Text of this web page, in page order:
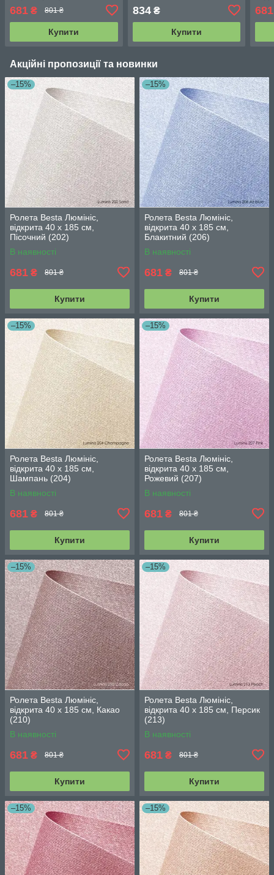
681 ₴ 801 ₴
Купити
834₴
Купити
681
Акційні пропозиції та новинки
–15%
Ролета Besta Люмініс,
відкрита 40 х 185 см,
Пісочний (202)
В наявності
681 ₴ 801 ₴
Купити
–15%
Ролета Besta Люмініс,
відкрита 40 х 185 см,
Блакитний (206)
В наявності
681 ₴ 801 ₴
Купити
–15%
Ролета Besta Люмініс,
відкрита 40 х 185 см,
Шампань (204)
В наявності
681 ₴ 801 ₴
Купити
–15%
Ролета Besta Люмініс,
відкрита 40 х 185 см,
Рожевий (207)
В наявності
681 ₴ 801 ₴
Купити
–15%
Ролета Besta Люмініс,
відкрита 40 х 185 см, Какао
(210)
В наявності
681 ₴ 801 ₴
Купити
–15%
Ролета Besta Люмініс,
відкрита 40 х 185 см, Персик
(213)
В наявності
681 ₴ 801 ₴
Купити
–15% –15%